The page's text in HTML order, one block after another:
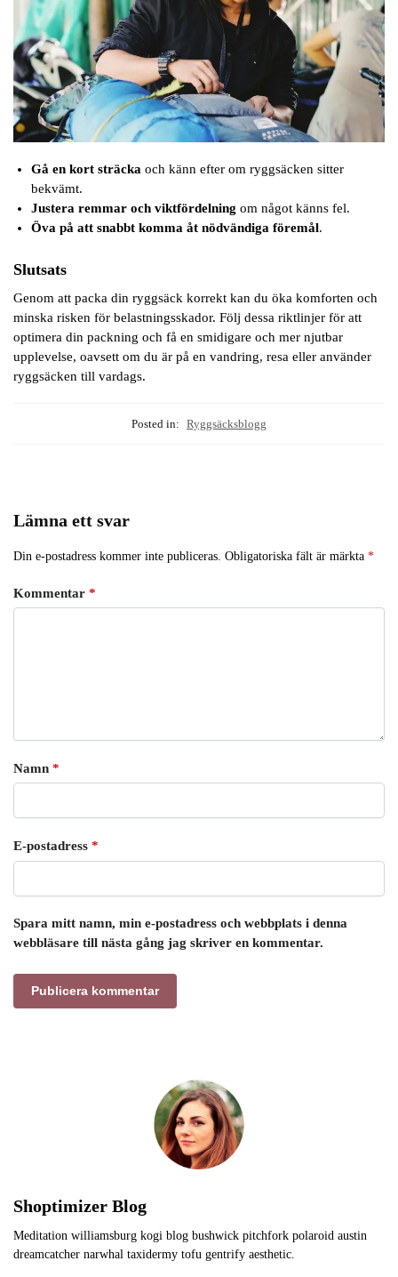
Gå en kort sträcka och känn efter om ryggsäcken sitter
bekvämt.
Justera remmar och viktfördelning om något känns fel.
Öva på att snabbt komma åt nödvändiga föremål.
Slutsats
Genom att packa din ryggsäck korrekt kan du öka komforten och
minska risken för belastningsskador. Följ dessa riktlinjer för att
optimera din packning och få en smidigare och mer njutbar
upplevelse, oavsett om du är på en vandring, resa eller använder
ryggsäcken till vardags.
Posted in: Ryggsäcksblogg
Lämna ett svar
Din e-postadress kommer inte publiceras. Obligatoriska fält är märkta *
Kommentar *
Namn *
E-postadress *
Spara mitt namn, min e-postadress och webbplats i denna
webbläsare till nästa gång jag skriver en kommentar.
Shoptimizer Blog
Meditation williamsburg kogi blog bushwick pitchfork polaroid austin
dreamcatcher narwhal taxidermy tofu gentrify aesthetic.